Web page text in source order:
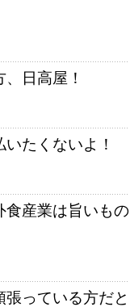
日高屋！
たくないよ！
食産業は旨いもの
っている方だと